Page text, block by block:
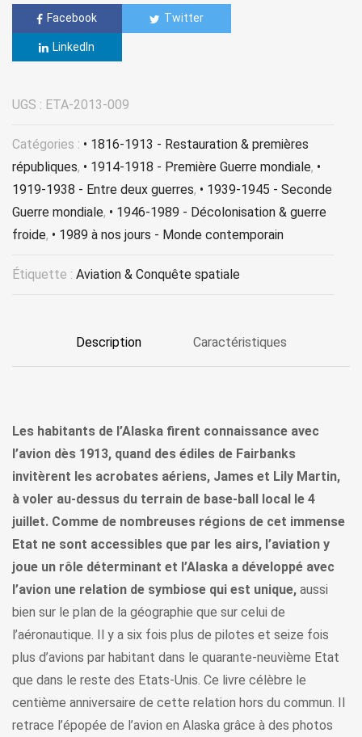
Facebook Twitter
LinkedIn
UGS : ETA-2013-009
Catégories : • 1816-1913 - Restauration & premières
républiques, • 1914-1918 - Première Guerre mondiale, •
1919-1938 - Entre deux guerres, • 1939-1945 - Seconde
Guerre mondiale, • 1946-1989 - Décolonisation & guerre
froide, • 1989 à nos jours - Monde contemporain
Étiquette : Aviation & Conquête spatiale
Description Caractéristiques
Les habitants de l’Alaska firent connaissance avec
l’avion dès 1913, quand des édiles de Fairbanks
invitèrent les acrobates aériens, James et Lily Martin,
à voler au-dessus du terrain de base-ball local le 4
juillet. Comme de nombreuses régions de cet immense
Etat ne sont accessibles que par les airs, l’aviation y
joue un rôle déterminant et l’Alaska a développé avec
l’avion une relation de symbiose qui est unique, aussi
bien sur le plan de la géographie que sur celui de
l’aéronautique. Il y a six fois plus de pilotes et seize fois
plus d’avions par habitant dans le quarante-neuvième Etat
que dans le reste des Etats-Unis. Ce livre célèbre le
centième anniversaire de cette relation hors du commun. Il
retrace l’épopée de l’avion en Alaska grâce à des photos